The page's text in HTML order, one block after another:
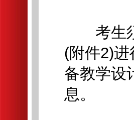
考生须
(附件2)
备教学设
息。